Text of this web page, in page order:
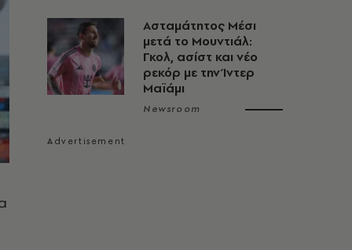
Ασταμάτητος Μέσι
μετά το Μουντιάλ:
Γκολ, ασίστ και νέο
ρεκόρ με την Ίντερ
Μαϊάμι
Newsroom